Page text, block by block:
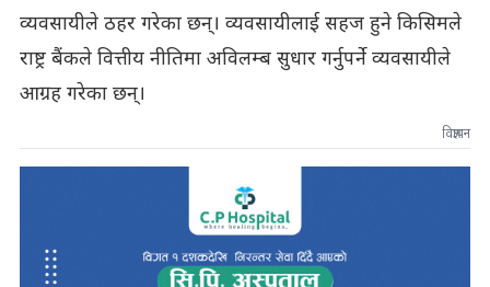
व्यवसायीले ठहर गरेका छन्। व्यवसायीलाई सहज हुने किसिमले
राष्ट्र बैंकले वित्तीय नीतिमा अविलम्ब सुधार गर्नुपर्ने व्यवसायीले
आग्रह गरेका छन्।
विज्ञापन